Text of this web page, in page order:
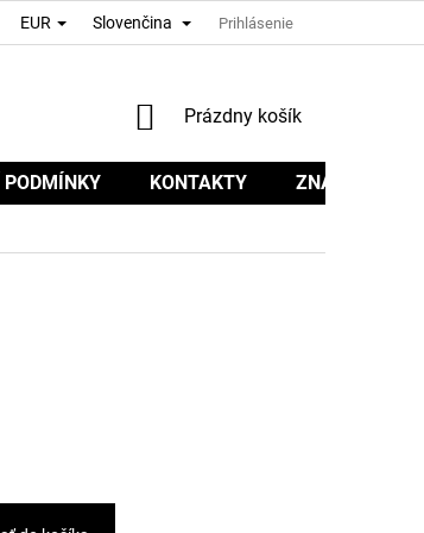
EUR Slovenčina Prihlásenie
NÁKUPNÝ
Prázdny košík
PODMÍNKY KONTAKTY ZNAČKY